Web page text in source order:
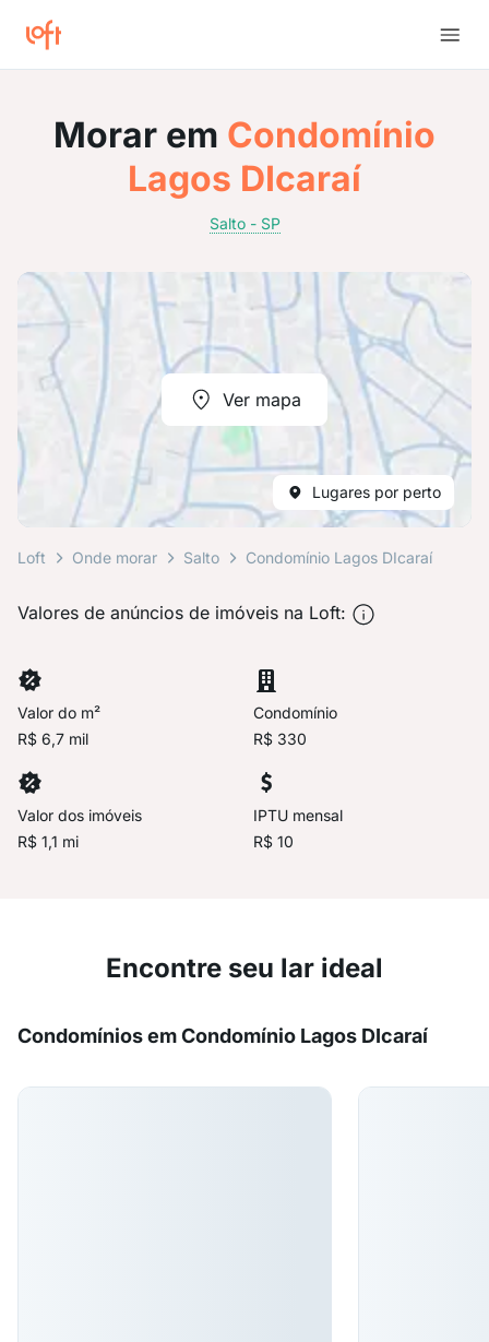
Morar em Condomínio
Lagos DIcaraí
Salto - SP
Ver mapa
Lugares por perto
Loft Onde morar Salto Condomínio Lagos DIcaraí
Valores de anúncios de imóveis na Loft:
Valor do m²
R$ 6,7 mil
Condomínio
R$ 330
Valor dos imóveis
R$ 1,1 mi
IPTU mensal
R$ 10
Encontre seu lar ideal
Condomínios em Condomínio Lagos DIcaraí